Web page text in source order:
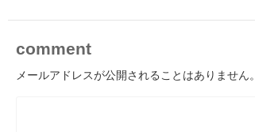
comment
メールアドレスが公開されることはありません。